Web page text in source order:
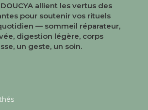
allient les vertus des
pour soutenir vos rituels
— sommeil réparateur,
digestion légère, corps
un geste, un soin.